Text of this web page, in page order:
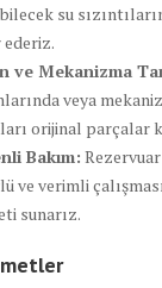
su
ve Mekanizma
veya
orijinal parçalar
Bakım:
ve verimli
sunarız.